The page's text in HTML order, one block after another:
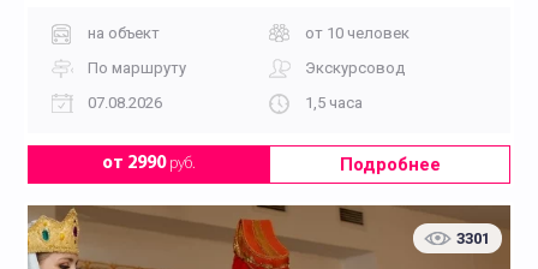
на объект
от 10 человек
По маршруту
Экскурсовод
07.08.2026
1,5 часа
от 2990руб. Подробнее
3301